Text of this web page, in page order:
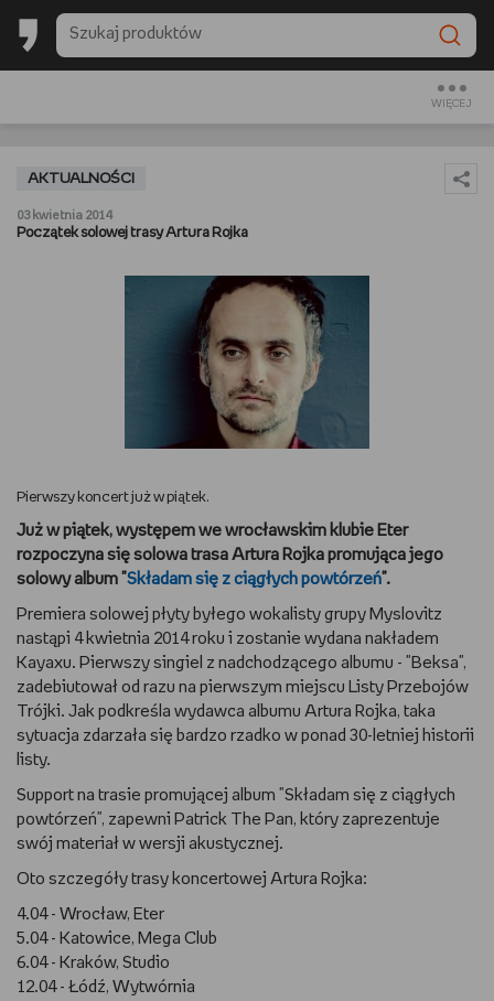
WIĘCEJ
BACK TO SCHOOL
SŁUCHAM
DBAM O URODĘ
TRENUJĘ
URZĄDZAM I DEKORUJĘ
MAM ZWIERZĘTA
PASJE DZIECKA
GRAM
RYSUJĘ
PORADNIKI
WYWIADY
AKTUALNOŚCI
03 kwietnia 2014
Początek solowej trasy Artura Rojka
Pierwszy koncert już w piątek.
Już w piątek, występem we wrocławskim klubie Eter
rozpoczyna się solowa trasa Artura Rojka promująca jego
solowy album "Składam się z ciągłych powtórzeń".
Premiera solowej płyty byłego wokalisty grupy Myslovitz
nastąpi 4 kwietnia 2014 roku i zostanie wydana nakładem
Kayaxu. Pierwszy singiel z nadchodzącego albumu - "Beksa",
zadebiutował od razu na pierwszym miejscu Listy Przebojów
Trójki. Jak podkreśla wydawca albumu Artura Rojka, taka
sytuacja zdarzała się bardzo rzadko w ponad 30-letniej historii
listy.
Support na trasie promującej album "Składam się z ciągłych
powtórzeń", zapewni Patrick The Pan, który zaprezentuje
swój materiał w wersji akustycznej.
Oto szczegóły trasy koncertowej Artura Rojka:
4.04 - Wrocław, Eter
5.04 - Katowice, Mega Club
6.04 - Kraków, Studio
12.04 - Łódź, Wytwórnia